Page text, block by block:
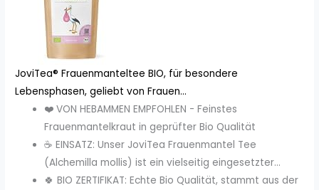
JoviTea® Frauenmanteltee BIO, für besondere
Lebensphasen, geliebt von Frauen...
❤️ VON HEBAMMEN EMPFOHLEN - Feinstes
Frauenmantelkraut in geprüfter Bio Qualität
☕️ EINSATZ: Unser JoviTea Frauenmantel Tee
(Alchemilla mollis) ist ein vielseitig eingesetzter...
🍀 BIO ZERTIFIKAT: Echte Bio Qualität, stammt aus der